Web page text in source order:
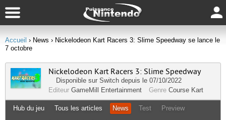
Accueil › News › Nickelodeon Kart Racers 3: Slime Speedway se lance le
7 octobre
Nickelodeon Kart Racers 3: Slime Speedway
Disponible sur Switch depuis le 07/10/2022
Editeur GameMill Entertainment Genre Course Kart
Hub du jeu Tous les articles News Test Preview